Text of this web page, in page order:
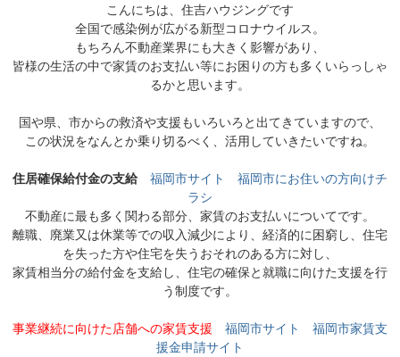
こんにちは、住吉ハウジングです
全国で感染例が広がる新型コロナウイルス。
もちろん不動産業界にも大きく影響があり、
皆様の生活の中で家賃のお支払い等にお困りの方も多くいらっしゃ
るかと思います。
国や県、市からの救済や支援もいろいろと出てきていますので、
この状況をなんとか乗り切るべく、活用していきたいですね。
住居確保給付金の支給 福岡市サイト
福岡市にお住いの方向けチ
ラシ
不動産に最も多く関わる部分、家賃のお支払いについてです。
離職、廃業又は休業等での収入減少により、経済的に困窮し、住宅
を失った方や住宅を失うおそれのある方に対し、
家賃相当分の給付金を支給し、住宅の確保と就職に向けた支援を行
う制度です。
事業継続に向けた店舗への家賃支援 福岡市サイト
福岡市家賃支
援金申請サイト